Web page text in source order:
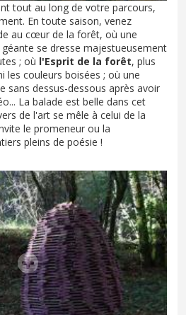
tout au long de votre parcours,
En toute saison, venez
au cœur de la forêt, où une
géante se dresse majestueusement
; où l'Esprit de la forêt, plus
les couleurs boisées ; où une
sans dessus-dessous après avoir
La balade est belle dans cet
de l'art se mêle à celui de la
le promeneur ou la
pleins de poésie !